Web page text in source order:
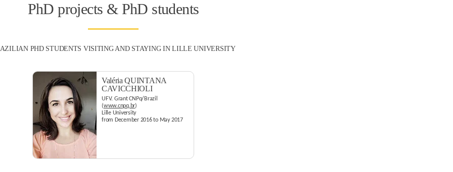
PhD projects & PhD students
PHD STUDENTS VISITING AND STAYING IN LILLE UNIVERSITY
Valéria QUINTANA
CAVICCHIOLI
UFV. Grant CNPq/Brazil
(www.cnpq.br)
Lille University
from December 2016 to May 2017